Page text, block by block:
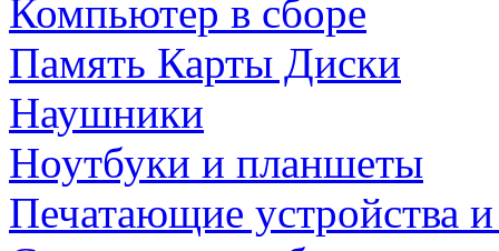
Компьютер в сборе
Память Карты Диски
Наушники
Ноутбуки и планшеты
Печатающие устройства